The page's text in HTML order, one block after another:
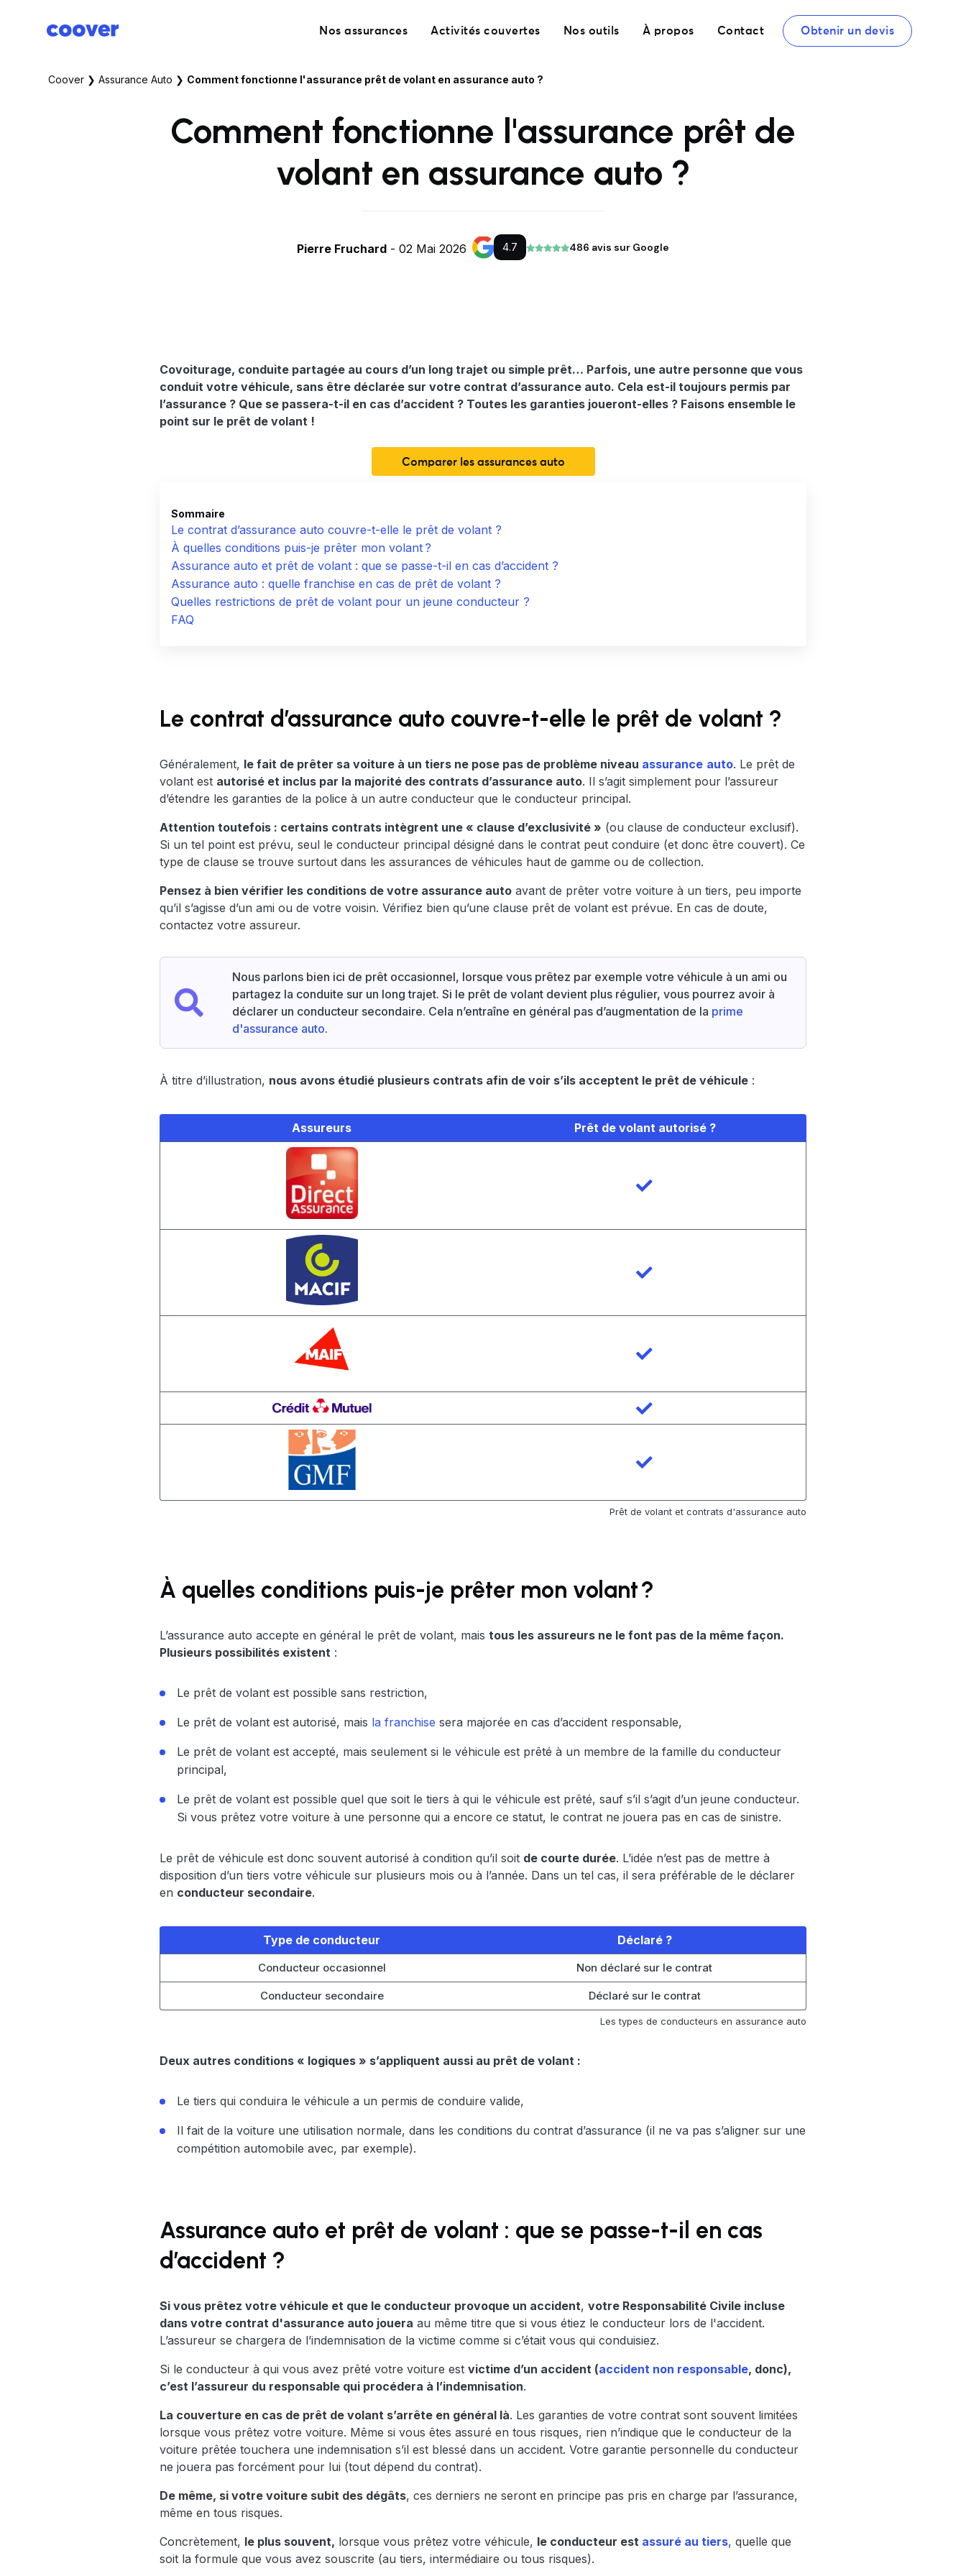
Nos assurances Activités couvertes Nos outils À propos Contact Obtenir un devis
Coover ❯ Assurance Auto ❯ Comment fonctionne l'assurance prêt de volant en assurance auto ?
Comment fonctionne l'assurance prêt de
volant en assurance auto ?
Pierre Fruchard - 02 Mai 2026 4.7 486 avis sur Google
Covoiturage, conduite partagée au cours d’un long trajet ou simple prêt… Parfois, une autre personne que vous
conduit votre véhicule, sans être déclarée sur votre contrat d’assurance auto. Cela est-il toujours permis par
l’assurance ? Que se passera-t-il en cas d’accident ? Toutes les garanties joueront-elles ? Faisons ensemble le
point sur le prêt de volant !
Comparer les assurances auto
Sommaire
Le contrat d’assurance auto couvre-t-elle le prêt de volant ?
À quelles conditions puis-je prêter mon volant ?
Assurance auto et prêt de volant : que se passe-t-il en cas d’accident ?
Assurance auto : quelle franchise en cas de prêt de volant ?
Quelles restrictions de prêt de volant pour un jeune conducteur ?
FAQ
Le contrat d’assurance auto couvre-t-elle le prêt de volant ?
Généralement, le fait de prêter sa voiture à un tiers ne pose pas de problème niveau assurance auto. Le prêt de
volant est autorisé et inclus par la majorité des contrats d’assurance auto. Il s’agit simplement pour l’assureur
d’étendre les garanties de la police à un autre conducteur que le conducteur principal.
Attention toutefois : certains contrats intègrent une « clause d’exclusivité » (ou clause de conducteur exclusif).
Si un tel point est prévu, seul le conducteur principal désigné dans le contrat peut conduire (et donc être couvert). Ce
type de clause se trouve surtout dans les assurances de véhicules haut de gamme ou de collection.
Pensez à bien vérifier les conditions de votre assurance auto avant de prêter votre voiture à un tiers, peu importe
qu’il s’agisse d’un ami ou de votre voisin. Vérifiez bien qu’une clause prêt de volant est prévue. En cas de doute,
contactez votre assureur.
Nous parlons bien ici de prêt occasionnel, lorsque vous prêtez par exemple votre véhicule à un ami ou
partagez la conduite sur un long trajet. Si le prêt de volant devient plus régulier, vous pourrez avoir à
déclarer un conducteur secondaire. Cela n’entraîne en général pas d’augmentation de la prime
d'assurance auto.
À titre d’illustration, nous avons étudié plusieurs contrats afin de voir s’ils acceptent le prêt de véhicule :
Assureurs Prêt de volant autorisé ?
Prêt de volant et contrats d'assurance auto
À quelles conditions puis-je prêter mon volant ?
L’assurance auto accepte en général le prêt de volant, mais tous les assureurs ne le font pas de la même façon.
Plusieurs possibilités existent :
Le prêt de volant est possible sans restriction,
Le prêt de volant est autorisé, mais la franchise sera majorée en cas d’accident responsable,
Le prêt de volant est accepté, mais seulement si le véhicule est prêté à un membre de la famille du conducteur
principal,
Le prêt de volant est possible quel que soit le tiers à qui le véhicule est prêté, sauf s’il s’agit d’un jeune conducteur.
Si vous prêtez votre voiture à une personne qui a encore ce statut, le contrat ne jouera pas en cas de sinistre.
Le prêt de véhicule est donc souvent autorisé à condition qu’il soit de courte durée. L’idée n’est pas de mettre à
disposition d’un tiers votre véhicule sur plusieurs mois ou à l’année. Dans un tel cas, il sera préférable de le déclarer
en conducteur secondaire.
Type de conducteur Déclaré ?
Conducteur occasionnel Non déclaré sur le contrat
Conducteur secondaire Déclaré sur le contrat
Les types de conducteurs en assurance auto
Deux autres conditions « logiques » s’appliquent aussi au prêt de volant :
Le tiers qui conduira le véhicule a un permis de conduire valide,
Il fait de la voiture une utilisation normale, dans les conditions du contrat d’assurance (il ne va pas s’aligner sur une
compétition automobile avec, par exemple).
Assurance auto et prêt de volant : que se passe-t-il en cas
d’accident ?
Si vous prêtez votre véhicule et que le conducteur provoque un accident, votre Responsabilité Civile incluse
dans votre contrat d'assurance auto jouera au même titre que si vous étiez le conducteur lors de l'accident.
L’assureur se chargera de l’indemnisation de la victime comme si c’était vous qui conduisiez.
Si le conducteur à qui vous avez prêté votre voiture est victime d’un accident (accident non responsable, donc),
c’est l’assureur du responsable qui procédera à l’indemnisation.
La couverture en cas de prêt de volant s’arrête en général là. Les garanties de votre contrat sont souvent limitées
lorsque vous prêtez votre voiture. Même si vous êtes assuré en tous risques, rien n’indique que le conducteur de la
voiture prêtée touchera une indemnisation s’il est blessé dans un accident. Votre garantie personnelle du conducteur
ne jouera pas forcément pour lui (tout dépend du contrat).
De même, si votre voiture subit des dégâts, ces derniers ne seront en principe pas pris en charge par l’assurance,
même en tous risques.
Concrètement, le plus souvent, lorsque vous prêtez votre véhicule, le conducteur est assuré au tiers, quelle que
soit la formule que vous avez souscrite (au tiers, intermédiaire ou tous risques).